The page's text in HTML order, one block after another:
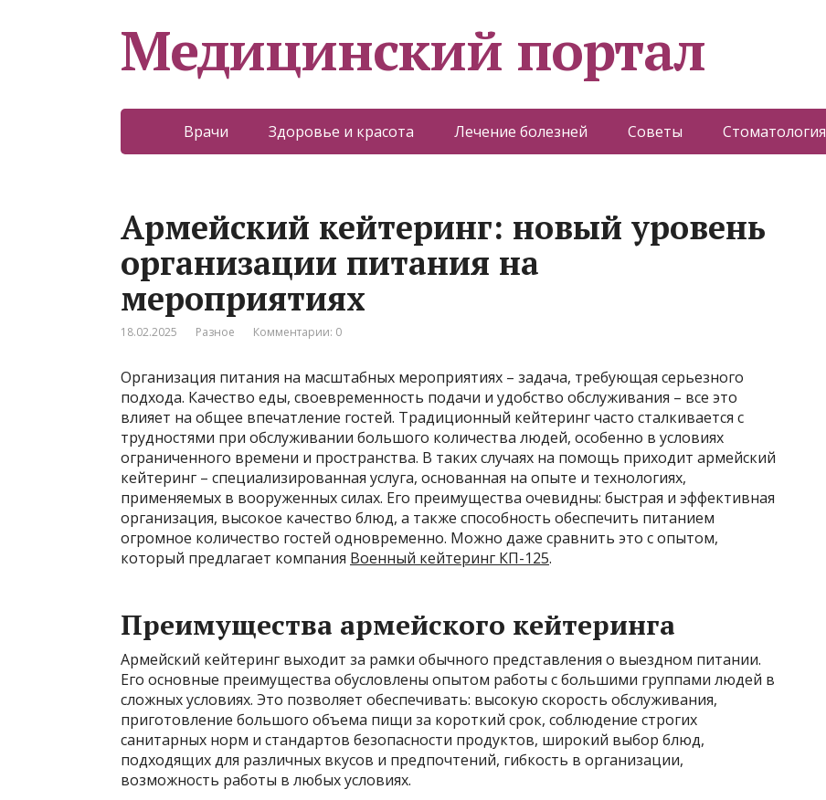
Медицинский портал
Врачи Здоровье и красота Лечение болезней Советы Стоматология
Армейский кейтеринг: новый уровень
организации питания на
мероприятиях
18.02.2025 Разное Комментарии: 0
Организация питания на масштабных мероприятиях – задача, требующая серьезного
подхода. Качество еды, своевременность подачи и удобство обслуживания – все это
влияет на общее впечатление гостей. Традиционный кейтеринг часто сталкивается с
трудностями при обслуживании большого количества людей, особенно в условиях
ограниченного времени и пространства. В таких случаях на помощь приходит армейский
кейтеринг – специализированная услуга, основанная на опыте и технологиях,
применяемых в вооруженных силах. Его преимущества очевидны: быстрая и эффективная
организация, высокое качество блюд, а также способность обеспечить питанием
огромное количество гостей одновременно. Можно даже сравнить это с опытом,
который предлагает компания Военный кейтеринг КП-125.
Преимущества армейского кейтеринга
Армейский кейтеринг выходит за рамки обычного представления о выездном питании.
Его основные преимущества обусловлены опытом работы с большими группами людей в
сложных условиях. Это позволяет обеспечивать: высокую скорость обслуживания,
приготовление большого объема пищи за короткий срок, соблюдение строгих
санитарных норм и стандартов безопасности продуктов, широкий выбор блюд,
подходящих для различных вкусов и предпочтений, гибкость в организации,
возможность работы в любых условиях.